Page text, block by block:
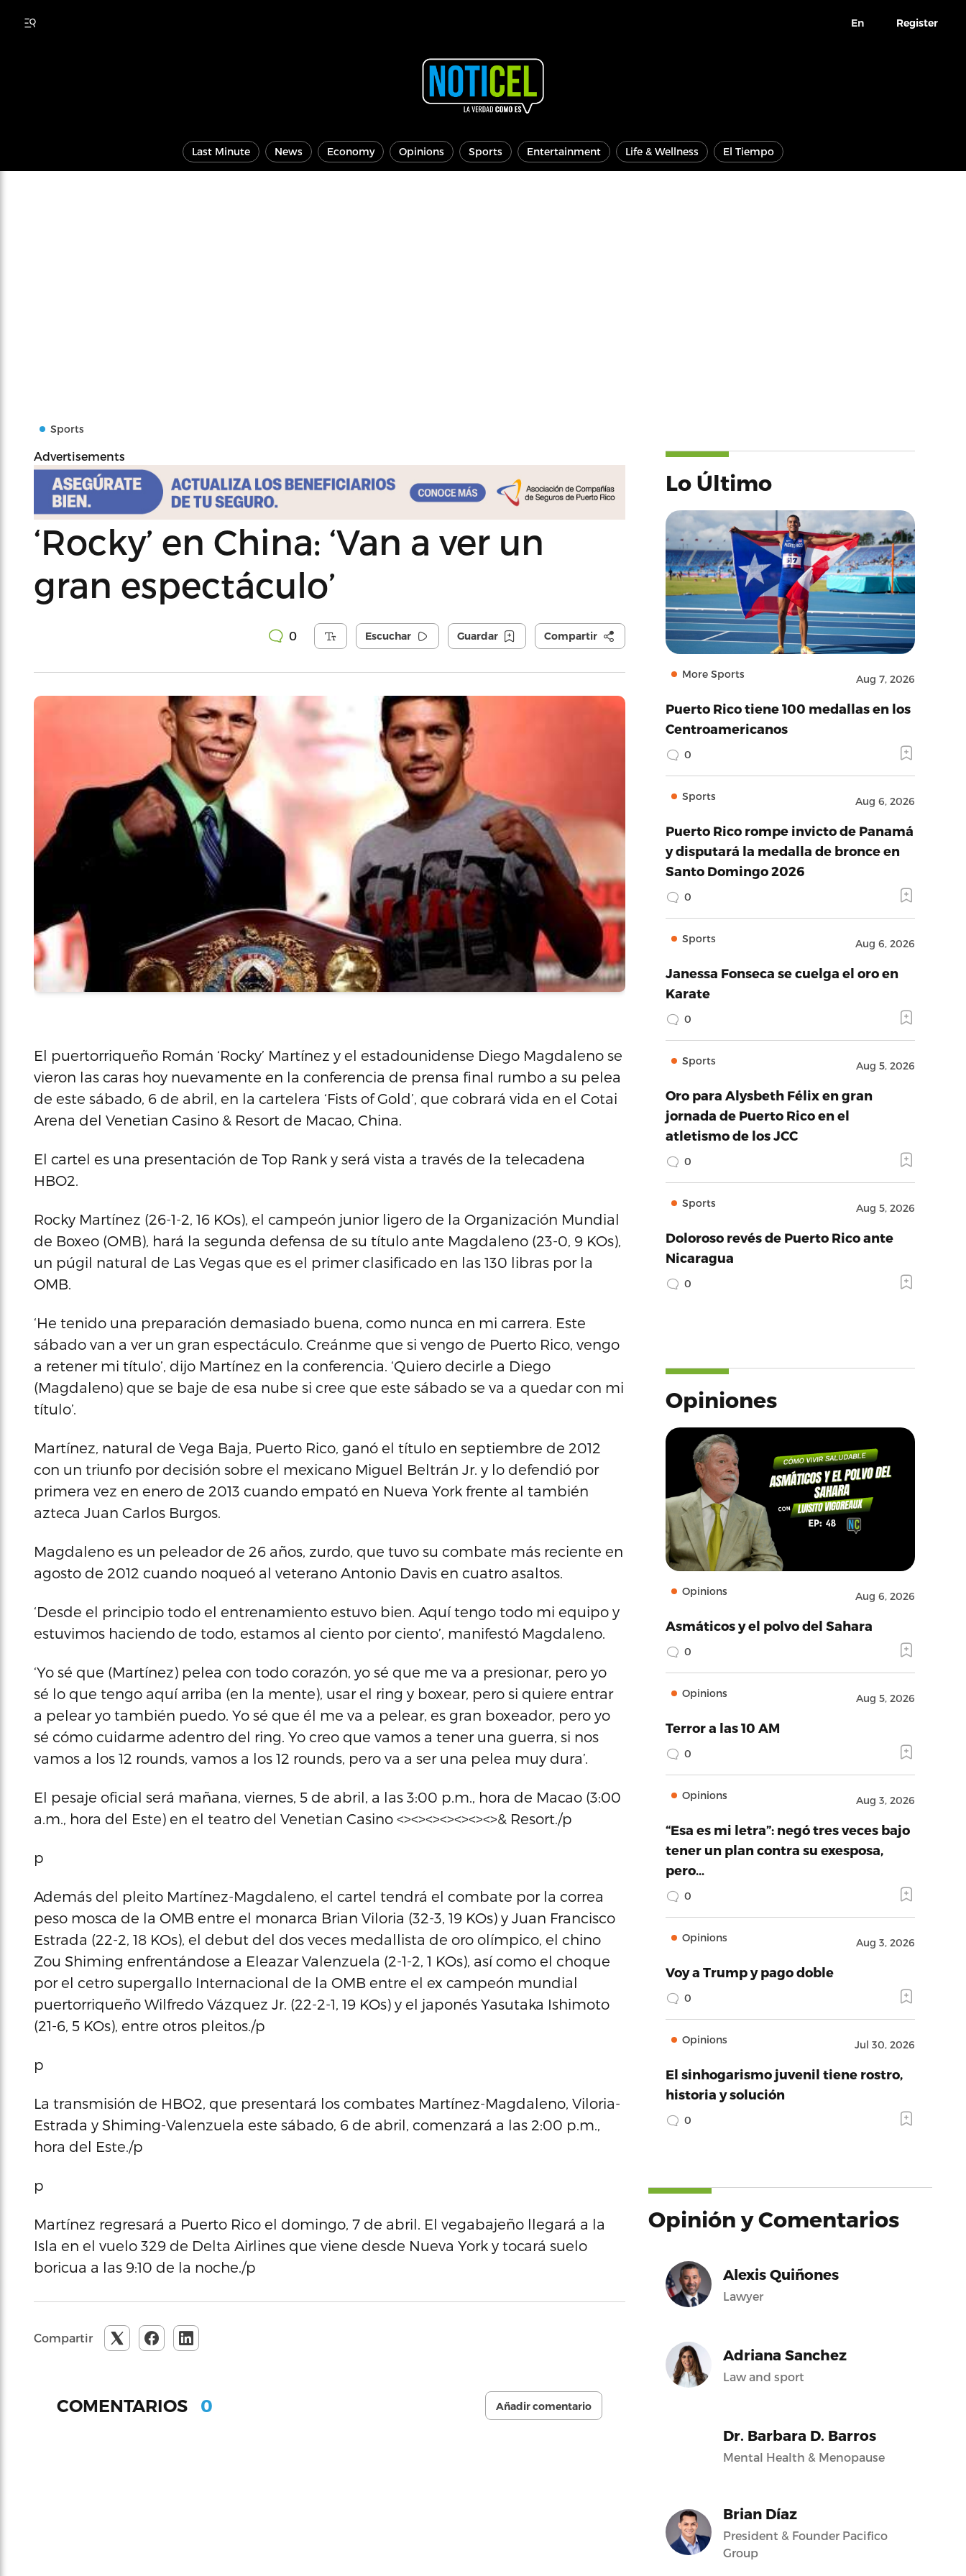
En Register
Last Minute News Economy Opinions Sports Entertainment Life & Wellness El Tiempo
Sports
Advertisements
‘Rocky’ en China: ‘Van a ver un
gran espectáculo’
0 Escuchar Guardar Compartir
El puertorriqueño Román ‘Rocky’ Martínez y el estadounidense Diego Magdaleno se
vieron las caras hoy nuevamente en la conferencia de prensa final rumbo a su pelea
de este sábado, 6 de abril, en la cartelera ‘Fists of Gold’, que cobrará vida en el Cotai
Arena del Venetian Casino & Resort de Macao, China.
El cartel es una presentación de Top Rank y será vista a través de la telecadena
HBO2.
Rocky Martínez (26-1-2, 16 KOs), el campeón junior ligero de la Organización Mundial
de Boxeo (OMB), hará la segunda defensa de su título ante Magdaleno (23-0, 9 KOs),
un púgil natural de Las Vegas que es el primer clasificado en las 130 libras por la
OMB.
‘He tenido una preparación demasiado buena, como nunca en mi carrera. Este
sábado van a ver un gran espectáculo. Creánme que si vengo de Puerto Rico, vengo
a retener mi título’, dijo Martínez en la conferencia. ‘Quiero decirle a Diego
(Magdaleno) que se baje de esa nube si cree que este sábado se va a quedar con mi
título’.
Martínez, natural de Vega Baja, Puerto Rico, ganó el título en septiembre de 2012
con un triunfo por decisión sobre el mexicano Miguel Beltrán Jr. y lo defendió por
primera vez en enero de 2013 cuando empató en Nueva York frente al también
azteca Juan Carlos Burgos.
Magdaleno es un peleador de 26 años, zurdo, que tuvo su combate más reciente en
agosto de 2012 cuando noqueó al veterano Antonio Davis en cuatro asaltos.
‘Desde el principio todo el entrenamiento estuvo bien. Aquí tengo todo mi equipo y
estuvimos haciendo de todo, estamos al ciento por ciento’, manifestó Magdaleno.
‘Yo sé que (Martínez) pelea con todo corazón, yo sé que me va a presionar, pero yo
sé lo que tengo aquí arriba (en la mente), usar el ring y boxear, pero si quiere entrar
a pelear yo también puedo. Yo sé que él me va a pelear, es gran boxeador, pero yo
sé cómo cuidarme adentro del ring. Yo creo que vamos a tener una guerra, si nos
vamos a los 12 rounds, vamos a los 12 rounds, pero va a ser una pelea muy dura’.
El pesaje oficial será mañana, viernes, 5 de abril, a las 3:00 p.m., hora de Macao (3:00
a.m., hora del Este) en el teatro del Venetian Casino <><><><><><><>& Resort./p
p
Además del pleito Martínez-Magdaleno, el cartel tendrá el combate por la correa
peso mosca de la OMB entre el monarca Brian Viloria (32-3, 19 KOs) y Juan Francisco
Estrada (22-2, 18 KOs), el debut del dos veces medallista de oro olímpico, el chino
Zou Shiming enfrentándose a Eleazar Valenzuela (2-1-2, 1 KOs), así como el choque
por el cetro supergallo Internacional de la OMB entre el ex campeón mundial
puertorriqueño Wilfredo Vázquez Jr. (22-2-1, 19 KOs) y el japonés Yasutaka Ishimoto
(21-6, 5 KOs), entre otros pleitos./p
p
La transmisión de HBO2, que presentará los combates Martínez-Magdaleno, Viloria-
Estrada y Shiming-Valenzuela este sábado, 6 de abril, comenzará a las 2:00 p.m.,
hora del Este./p
p
Martínez regresará a Puerto Rico el domingo, 7 de abril. El vegabajeño llegará a la
Isla en el vuelo 329 de Delta Airlines que viene desde Nueva York y tocará suelo
boricua a las 9:10 de la noche./p
Compartir
COMENTARIOS 0 Añadir comentario
Lo Último
More Sports Aug 7, 2026
Puerto Rico tiene 100 medallas en los
Centroamericanos
0
Sports Aug 6, 2026
Puerto Rico rompe invicto de Panamá
y disputará la medalla de bronce en
Santo Domingo 2026
0
Sports Aug 6, 2026
Janessa Fonseca se cuelga el oro en
Karate
0
Sports Aug 5, 2026
Oro para Alysbeth Félix en gran
jornada de Puerto Rico en el
atletismo de los JCC
0
Sports Aug 5, 2026
Doloroso revés de Puerto Rico ante
Nicaragua
0
Opiniones
Opinions Aug 6, 2026
Asmáticos y el polvo del Sahara
0
Opinions Aug 5, 2026
Terror a las 10 AM
0
Opinions Aug 3, 2026
“Esa es mi letra”: negó tres veces bajo
tener un plan contra su exesposa,
pero…
0
Opinions Aug 3, 2026
Voy a Trump y pago doble
0
Opinions Jul 30, 2026
El sinhogarismo juvenil tiene rostro,
historia y solución
0
Opinión y Comentarios
Alexis Quiñones
Lawyer
Adriana Sanchez
Law and sport
Dr. Barbara D. Barros
Mental Health & Menopause
Brian Díaz
President & Founder Pacifico
Group